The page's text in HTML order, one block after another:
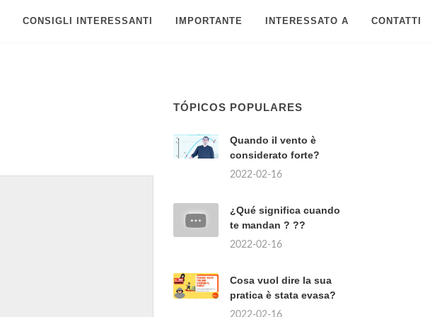
CONSIGLI INTERESSANTI IMPORTANTE INTERESSATO A CONTATTI
TÓPICOS POPULARES
Quando il vento è
considerato forte?
2022-02-16
¿Qué significa cuando
te mandan ? ??
2022-02-16
Cosa vuol dire la sua
pratica è stata evasa?
2022-02-16